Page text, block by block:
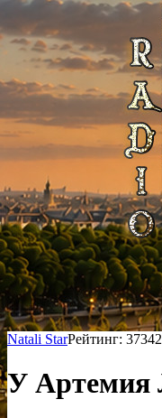
Natali StarРейтинг: 37342
У Артемия